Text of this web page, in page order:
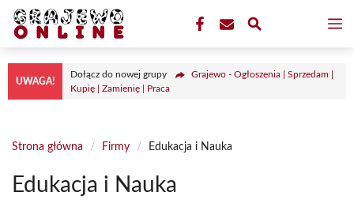
Przejdź
treści
UWAGA!
Dołącz do nowej grupy
Grajewo - Ogłoszenia | Sprzedam |
Kupię | Zamienię | Praca
Strona główna / Firmy / Edukacja i Nauka
Edukacja i Nauka